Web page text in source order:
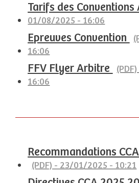
Tarifs des Conventions
01/08/2025 - 16:06
Epreuves Convention
16:06
FFV Flyer Arbitre
16:06
Recommandations
(PDF) - 23/01/2025 - 10:21